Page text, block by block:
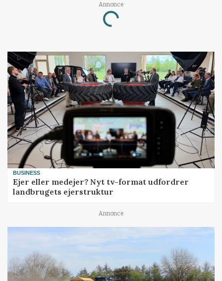
Annonce
Loading...
BUSINESS
Ejer eller medejer? Nyt tv-format udfordrer
landbrugets ejerstruktur
Annonce